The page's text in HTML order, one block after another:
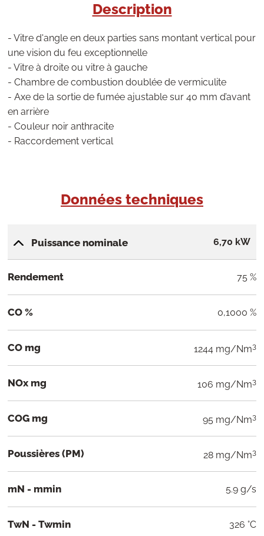
Description
- Vitre d'angle en deux parties sans montant vertical pour
une vision du feu exceptionnelle
- Vitre à droite ou vitre à gauche
- Chambre de combustion doublée de vermiculite
- Axe de la sortie de fumée ajustable sur 40 mm d’avant
en arrière
- Couleur noir anthracite
- Raccordement vertical
Données techniques
Puissance nominale 6,70 kW
Rendement 75 %
CO % 0,1000 %
CO mg 1244 mg/Nm3
NOx mg 106 mg/Nm3
COG mg 95 mg/Nm3
Poussières (PM) 28 mg/Nm3
mN - mmin 5.9 g/s
TwN - Twmin 326 °C